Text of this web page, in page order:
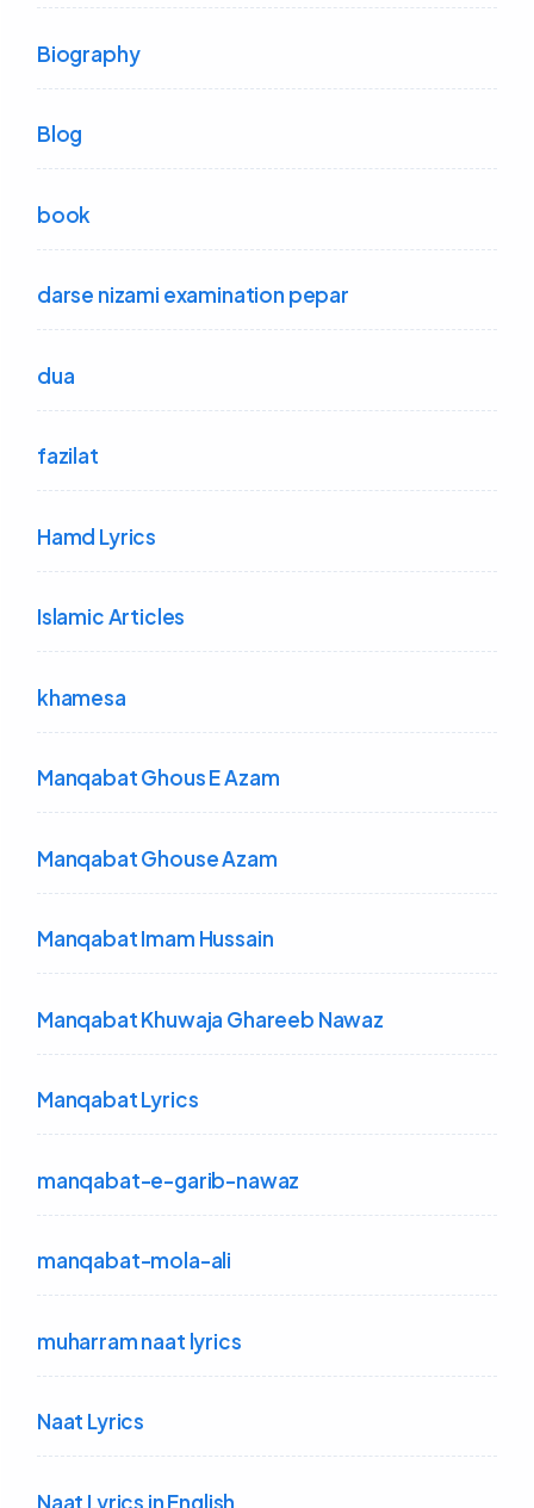
Biography
Blog
book
darse nizami examination pepar
dua
fazilat
Hamd Lyrics
Islamic Articles
khamesa
Manqabat Ghous E Azam
Manqabat Ghouse Azam
Manqabat Imam Hussain
Manqabat Khuwaja Ghareeb Nawaz
Manqabat Lyrics
manqabat-e-garib-nawaz
manqabat-mola-ali
muharram naat lyrics
Naat Lyrics
Naat Lyrics in English